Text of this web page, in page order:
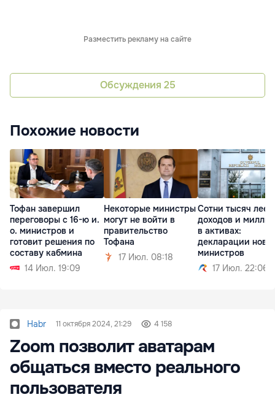
Разместить рекламу на сайте
Обсуждения 25
Похожие новости
Тофан завершил
переговоры с 16-ю и.
о. министров и
готовит решения по
составу кабмина
14 Июл. 19:09
Некоторые министры
могут не войти в
правительство
Тофана
17 Июл. 08:18
Сотни тысяч леев
доходов и
в активах:
декларации
министров
17 Июл. 22:06
Habr 11 октября 2024, 21:29 4 158
Zoom позволит аватарам
общаться вместо реального
пользователя